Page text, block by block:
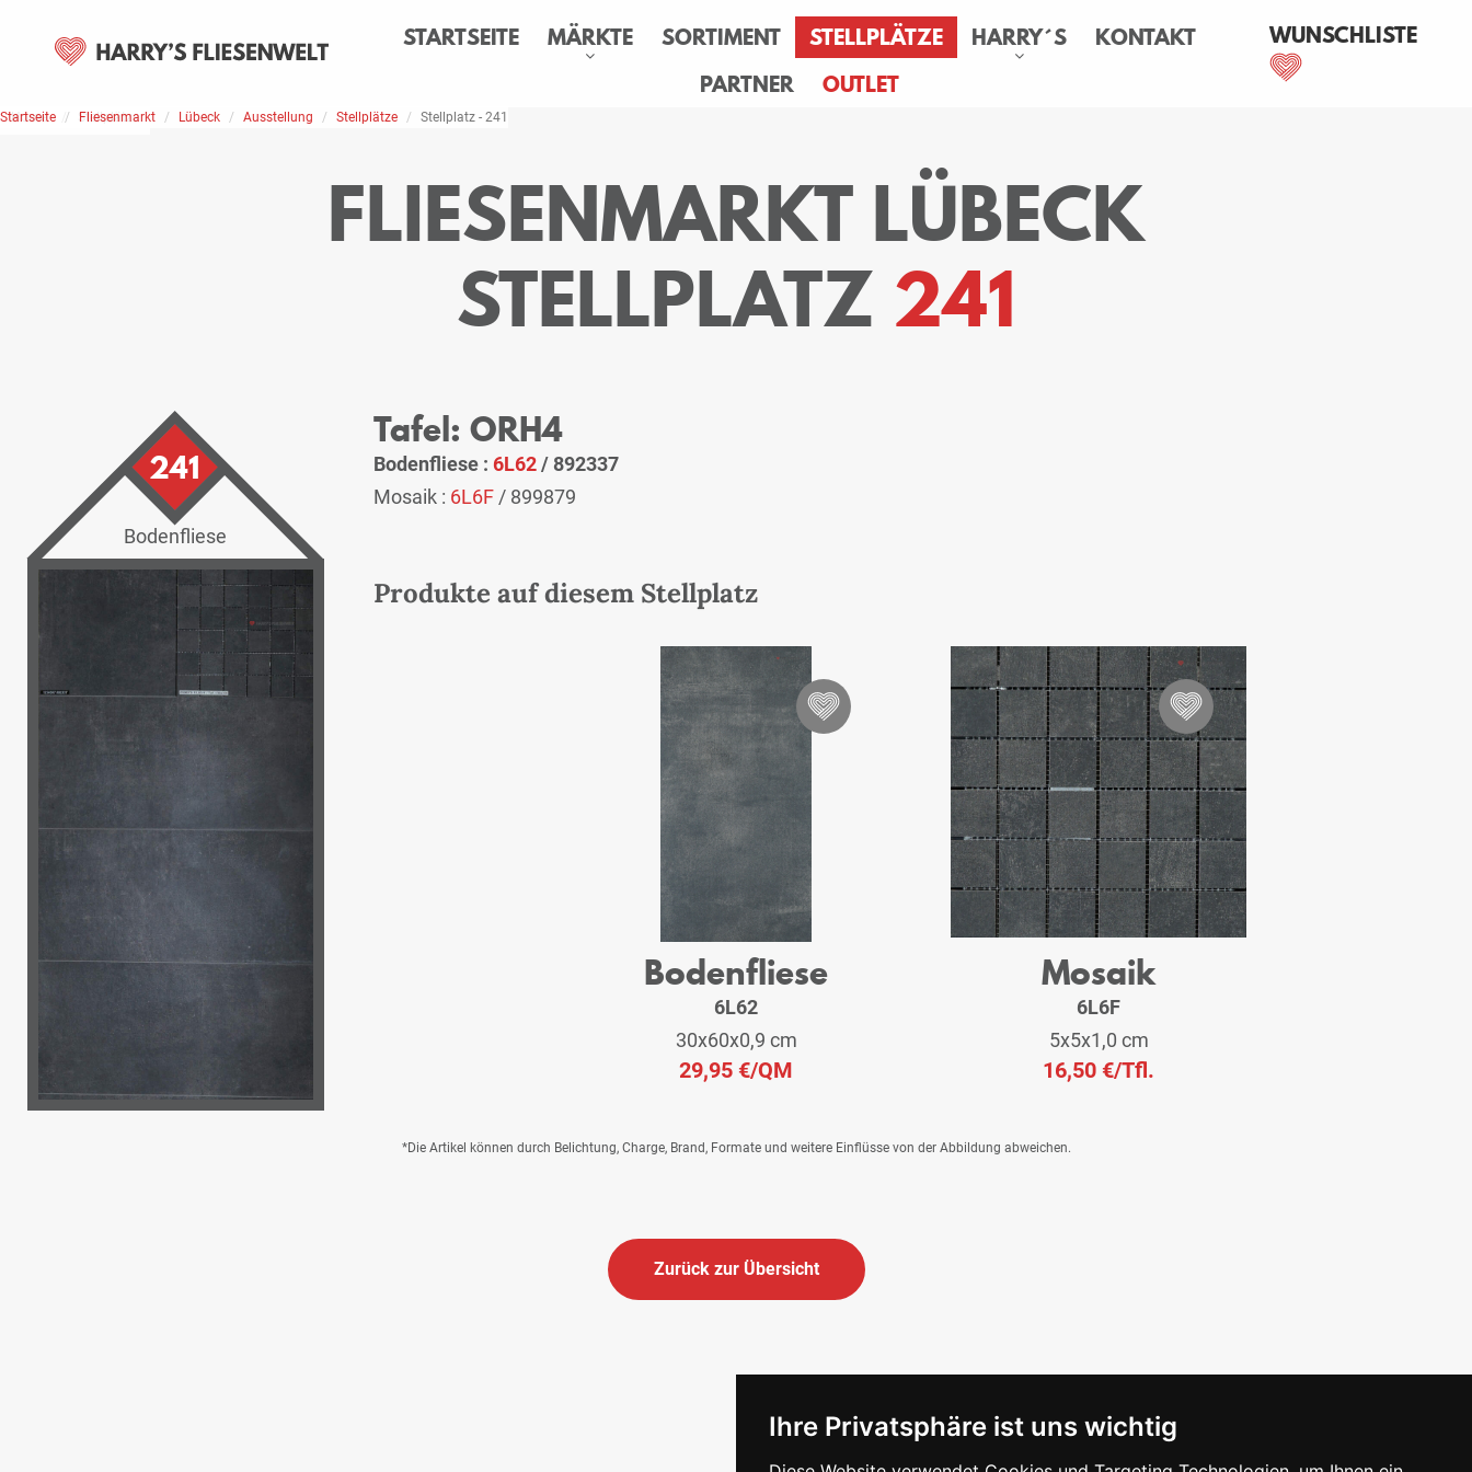
Ihre Privatsphäre ist uns wichtig
STARTSEITE MÄRKTE SORTIMENT STELLPLÄTZE HARRY´S
KONTAKT
PARTNER
OUTLET
WUNSCHLISTE
Home Stellplätze
Startseite Fliesenmarkt Lübeck Ausstellung Stellplätze Stellplatz - 241
FLIESENMARKT LÜBECK
STELLPLATZ 241
241
Bodenfliese
Tafel: ORH4
Bodenfliese : 6L62/ 892337
Mosaik : 6L6F / 899879
Produkte auf diesem Stellplatz
Bodenfliese
6L62
30x60x0,9 cm
29,95 €/QM
Mosaik
6L6F
5x5x1,0 cm
16,50 €/Tfl.
*Die Artikel können durch Belichtung, Charge, Brand, Formate und weitere Einflüsse von der Abbildung abweichen.
Zurück zur Übersicht